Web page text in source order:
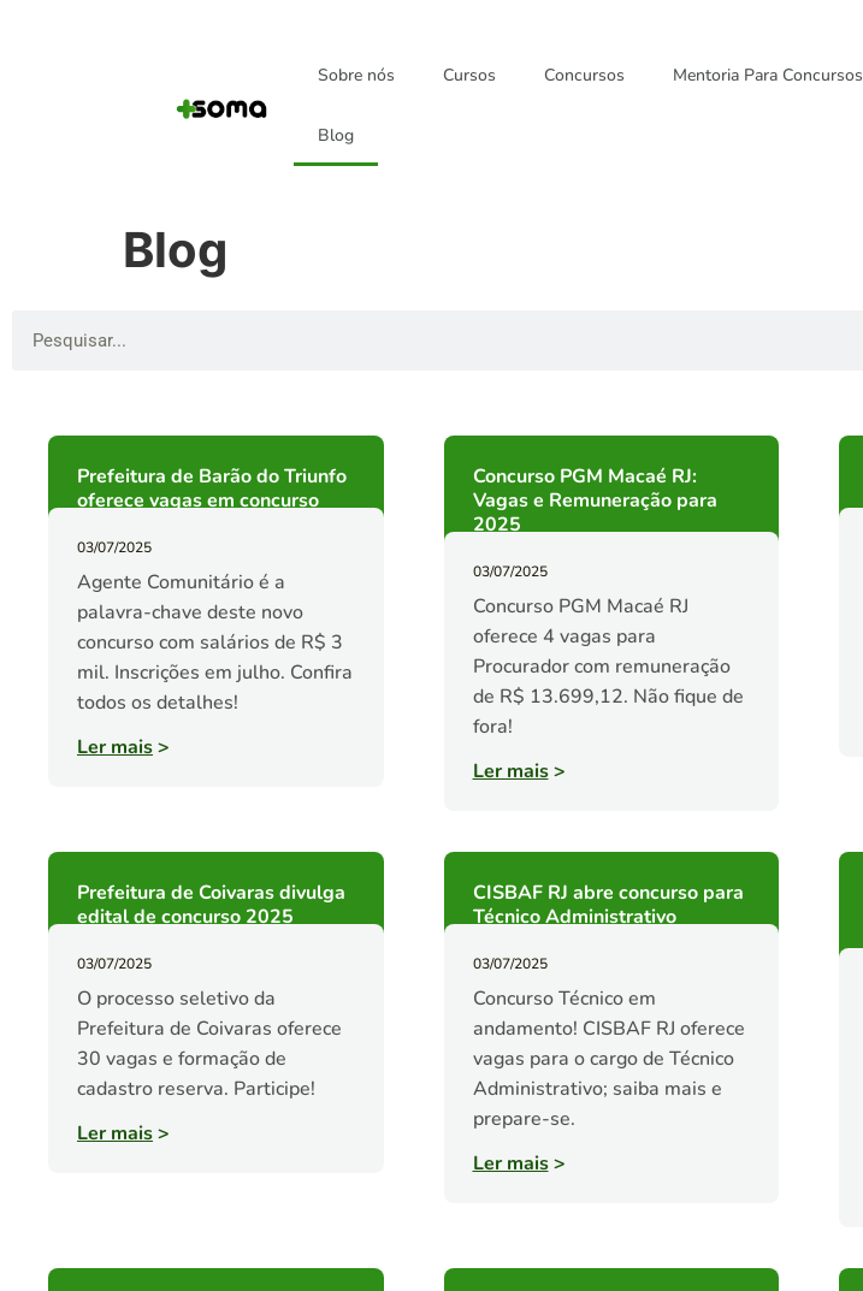
Sobre nós Cursos Concursos Mentoria Para Concursos
Blog
Blog
Prefeitura de Barão do Triunfo
oferece vagas em concurso
03/07/2025
Agente Comunitário é a
palavra-chave deste novo
concurso com salários de R$ 3
mil. Inscrições em julho. Confira
todos os detalhes!
Ler mais>
Concurso PGM Macaé RJ:
Vagas e Remuneração para
2025
03/07/2025
Concurso PGM Macaé RJ
oferece 4 vagas para
Procurador com remuneração
de R$ 13.699,12. Não fique de
fora!
Ler mais>
Prefeitura de Coivaras divulga
edital de concurso 2025
03/07/2025
O processo seletivo da
Prefeitura de Coivaras oferece
30 vagas e formação de
cadastro reserva. Participe!
Ler mais>
CISBAF RJ abre concurso para
Técnico Administrativo
03/07/2025
Concurso Técnico em
andamento! CISBAF RJ oferece
vagas para o cargo de Técnico
Administrativo; saiba mais e
prepare-se.
Ler mais>